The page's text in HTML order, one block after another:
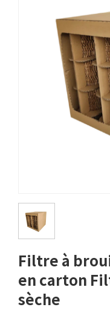
Filtre à
en carton
sèche